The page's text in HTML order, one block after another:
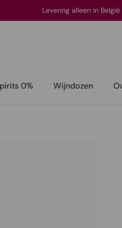
Levering alleen in
0% Wijndozen